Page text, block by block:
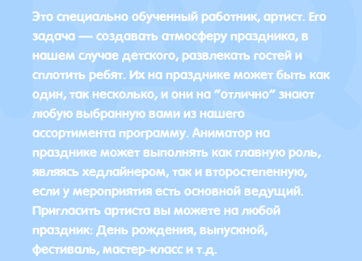
Это специально обученный работник, артист. Его
задача — создавать атмосферу праздника, в
нашем случае детского, развлекать гостей и
сплотить ребят. Их на празднике может быть как
один, так несколько, и они на “отлично” знают
любую выбранную вами из нашего
ассортимента программу. Аниматор на
празднике может выполнять как главную роль,
являясь хедлайнером, так и второстепенную,
если у мероприятия есть основной ведущий.
Пригласить артиста вы можете на любой
праздник: День рождения, выпускной,
фестиваль, мастер-класс и т.д.